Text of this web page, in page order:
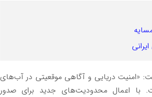
«امنیت دریایی و آگاهی موقعیتی در آب‌های
با اعمال محدودیت‌های جدید برای صدور